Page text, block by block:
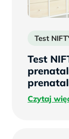
Test
Test
Czytaj